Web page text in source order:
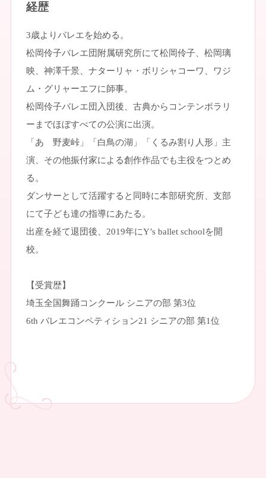
経歴
3歳よりバレエを始める。
松岡伶子バレエ団附属研究所にて松岡伶子、松岡璃
映、神澤千景、ナターリャ・ボリシャコーワ、ワジ
ム・グリャーエフに師事。
松岡伶子バレエ団入団後、古典からコンテンポラリ
ーまでほぼすべての公演に出演。
「あゝ野麦峠」「白鳥の湖」「くるみ割り人形」主
演、その他振付家による創作作品でも主役をつとめ
る。
ダンサーとして活躍すると同時に本部研究所、支部
にて子ども達の指導にあたる。
出産を経て退団後、2019年にY’s ballet schoolを開
校。
【受賞歴】
埼玉全国舞踊コンクール シニアの部 第3位
6th バレエコンペティション21 シニアの部 第1位